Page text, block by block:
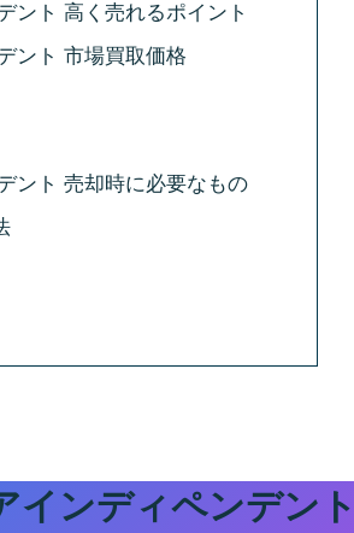
ント 高く売れるポイント
ント 市場買取価格
ント 売却時に必要なもの
インディペンデント